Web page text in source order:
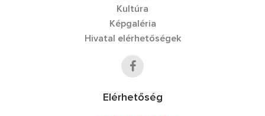
Kultúra
Képgaléria
Hivatal elérhetőségek
Elérhetőség